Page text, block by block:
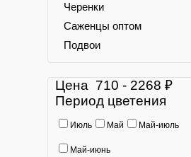
Черенки
Саженцы оптом
Подвои
Цена 710 - 2268 ₽
Период цветения
Июль Май Май-июль
Май-июнь